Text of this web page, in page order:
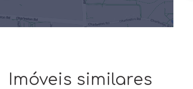
Imóveis similares